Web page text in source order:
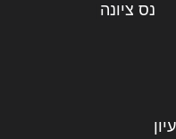
נס ציונה